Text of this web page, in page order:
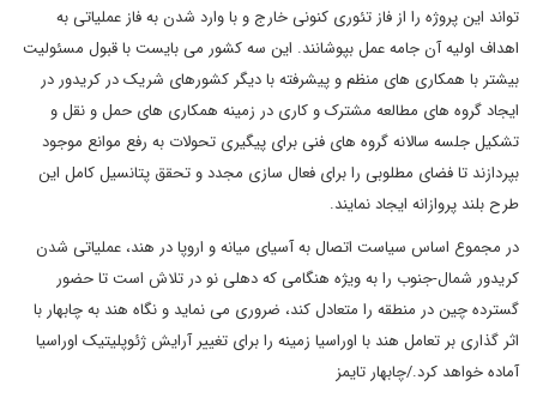
تواند این پروژه را از فاز تئوری کنونی خارج و با وارد شدن به فاز عملیاتی به
اهداف اولیه آن جامه عمل بپوشانند. این سه کشور می بایست با قبول مسئولیت
بیشتر با همکاری های منظم و پیشرفته با دیگر کشورهای شریک در کریدور در
ایجاد گروه های مطالعه مشترک و کاری در زمینه همکاری های حمل و نقل و
تشکیل جلسه سالانه گروه های فنی برای پیگیری تحولات به رفع موانع موجود
بپردازند تا فضای مطلوبی را برای فعال سازی مجدد و تحقق پتانسیل کامل این
طرح بلند پروازانه ایجاد نمایند.
در مجموع اساس سیاست اتصال به آسیای میانه و اروپا در هند، عملیاتی شدن
کریدور شمال-جنوب را به ویژه هنگامی که دهلی نو در تلاش است تا حضور
گسترده چین در منطقه را متعادل کند، ضروری می نماید و نگاه هند به چابهار با
اثر گذاری بر تعامل هند با اوراسیا زمینه را برای تغییر آرایش ژئوپلیتیک اوراسیا
آماده خواهد کرد./چابهار تایمز